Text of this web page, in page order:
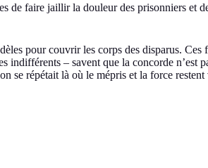
de faire jaillir la douleur des prisonniers et
pour couvrir les corps des disparus. Ces
– savent que la concorde n’est
se répétait là où le mépris et la force